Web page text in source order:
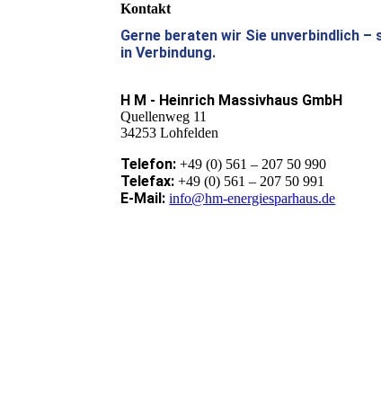
Kontakt
Gerne beraten wir Sie unverbindlich
in Verbindung.
H M - Heinrich Massivhaus GmbH
Quellenweg 11
34253 Lohfelden
Telefon: +49 (0) 561 – 207 50 990
Telefax: +49 (0) 561 – 207 50 991
E-Mail: info@hm-energiesparhaus.de